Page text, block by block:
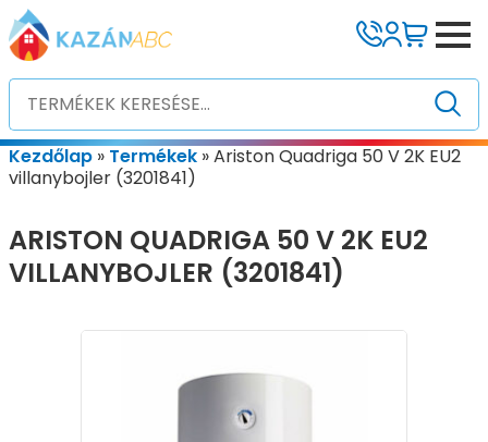
Kezdőlap » Termékek »Ariston Quadriga 50 V 2K EU2
villanybojler (3201841)
ARISTON QUADRIGA 50 V 2K EU2
VILLANYBOJLER (3201841)